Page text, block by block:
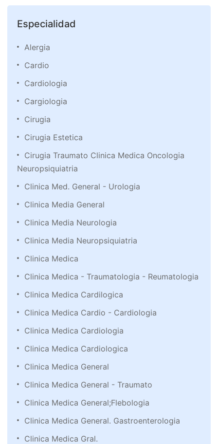
Especialidad
Alergia
Cardio
Cardiologia
Cargiologia
Cirugia
Cirugia Estetica
Cirugia Traumato Clinica Medica Oncologia
Neuropsiquiatria
Clinica Med. General - Urologia
Clinica Media General
Clinica Media Neurologia
Clinica Media Neuropsiquiatria
Clinica Medica
Clinica Medica - Traumatologia - Reumatologia
Clinica Medica Cardilogica
Clinica Medica Cardio - Cardiologia
Clinica Medica Cardiologia
Clinica Medica Cardiologica
Clinica Medica General
Clinica Medica General - Traumato
Clinica Medica General;Flebologia
Clinica Medica General. Gastroenterologia
Clinica Medica Gral.